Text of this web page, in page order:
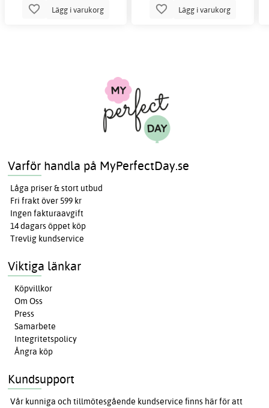
Lägg i varukorg Lägg i varukorg
Varför handla på MyPerfectDay.se
Låga priser & stort utbud
Fri frakt över 599 kr
Ingen fakturaavgift
14 dagars öppet köp
Trevlig kundservice
Viktiga länkar
Köpvillkor
Om Oss
Press
Samarbete
Integritetspolicy
Ångra köp
Kundsupport
Vår kunniga och tillmötesgående kundservice finns här för att